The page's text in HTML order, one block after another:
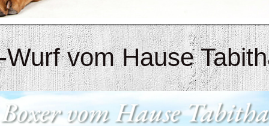
Wurf vom Hause